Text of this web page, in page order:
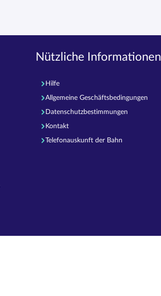
Nützliche Informationen
Hilfe
Allgemeine Geschäftsbedingungen
Datenschutzbestimmungen
Kontakt
Telefonauskunft der Bahn